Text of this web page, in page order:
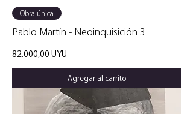
Obra única
Pablo Martín - Neoinquisición 3
Precio
82.000,00 UYU
Agregar al carrito